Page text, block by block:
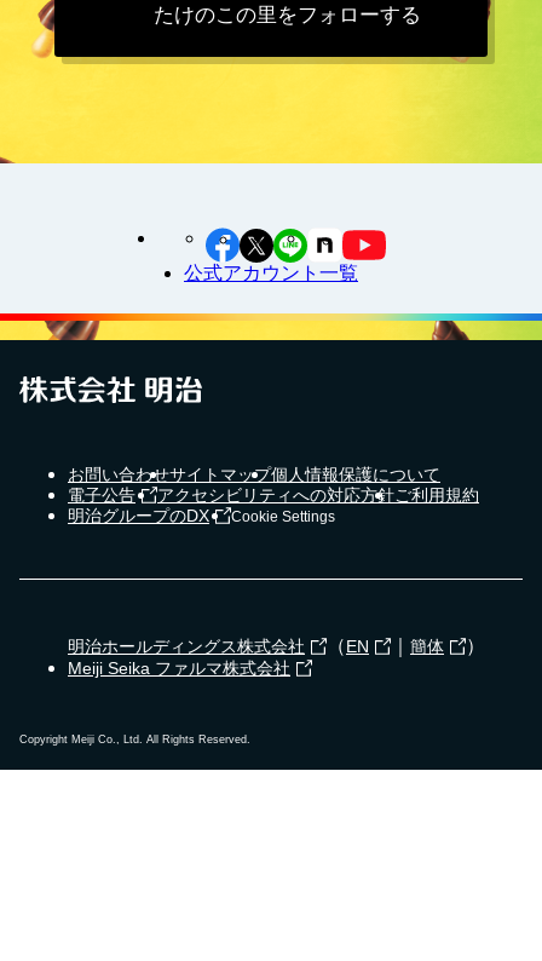
たけのこの里をフォローする
公式アカウント一覧
お問い合わせサイトマップ個人情報保護について
電子公告
アクセシビリティへの対応方針ご利用規約
明治グループのDX
Cookie Settings
明治ホールディングス株式会社 （EN 簡体 ）
Meiji Seika ファルマ株式会社
Copyright Meiji Co., Ltd. All Rights Reserved.